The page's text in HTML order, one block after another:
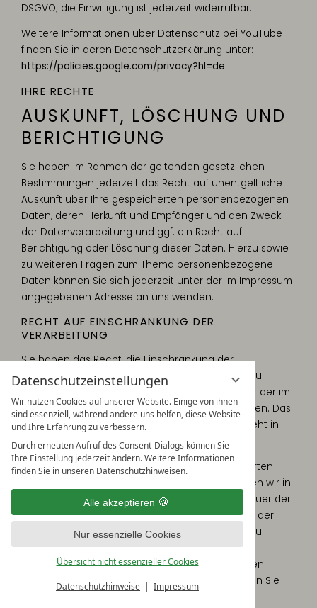
Datenschutzeinstellungen
Wir nutzen Cookies auf unserer Website. Einige von ihnen
sind essenziell, während andere uns helfen, diese Website
und Ihre Erfahrung zu verbessern.
Durch erneuten Aufruf des Consent-Dialogs können Sie
Ihre Einstellung jederzeit ändern. Weitere Informationen
finden Sie in unseren Datenschutzhinweisen.
Alle akzeptieren
Nur essenzielle Cookies
Übersicht nicht essenzieller Cookies
Datenschutzhinweise Impressum
DSGVO; die Einwilligung ist jederzeit widerrufbar.
Weitere Informationen über Datenschutz bei YouTube
finden Sie in deren Datenschutzerklärung unter:
https://policies.google.com/privacy?hl=de.
IHRE RECHTE
AUSKUNFT, LÖSCHUNG UND
BERICHTIGUNG
Sie haben im Rahmen der geltenden gesetzlichen
Bestimmungen jederzeit das Recht auf unentgeltliche
Auskunft über Ihre gespeicherten personenbezogenen
Daten, deren Herkunft und Empfänger und den Zweck
der Datenverarbeitung und ggf. ein Recht auf
Berichtigung oder Löschung dieser Daten. Hierzu sowie
zu weiteren Fragen zum Thema personenbezogene
Daten können Sie sich jederzeit unter der im Impressum
angegebenen Adresse an uns wenden.
RECHT AUF EINSCHRÄNKUNG DER
VERARBEITUNG
Sie haben das Recht, die Einschränkung der
Verarbeitung Ihrer personenbezogenen Daten zu
verlangen. Hierzu können Sie sich jederzeit unter der im
Impressum angegebenen Adresse an uns wenden. Das
Recht auf Einschränkung der Verarbeitung besteht in
folgenden Fällen:
Wenn Sie die Richtigkeit Ihrer bei uns gespeicherten
personenbezogenen Daten bestreiten, benötigen wir in
der Regel Zeit, um dies zu überprüfen. Für die Dauer der
Prüfung haben Sie das Recht, die Einschränkung der
Verarbeitung Ihrer personenbezogenen Daten zu
verlangen.
Wenn die Verarbeitung Ihrer personenbezogenen
Daten unrechtmäßig geschah/geschieht, können Sie